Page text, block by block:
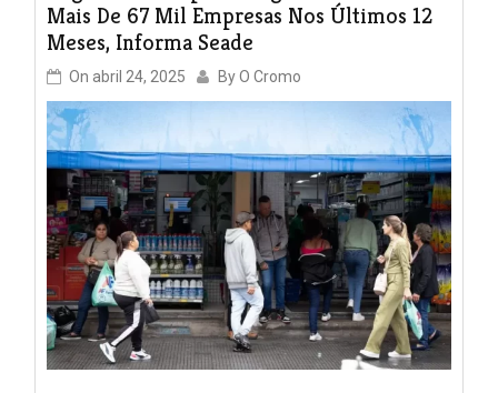
Mais De 67 Mil Empresas Nos Últimos 12
Meses, Informa Seade
On abril 24, 2025 ByO Cromo